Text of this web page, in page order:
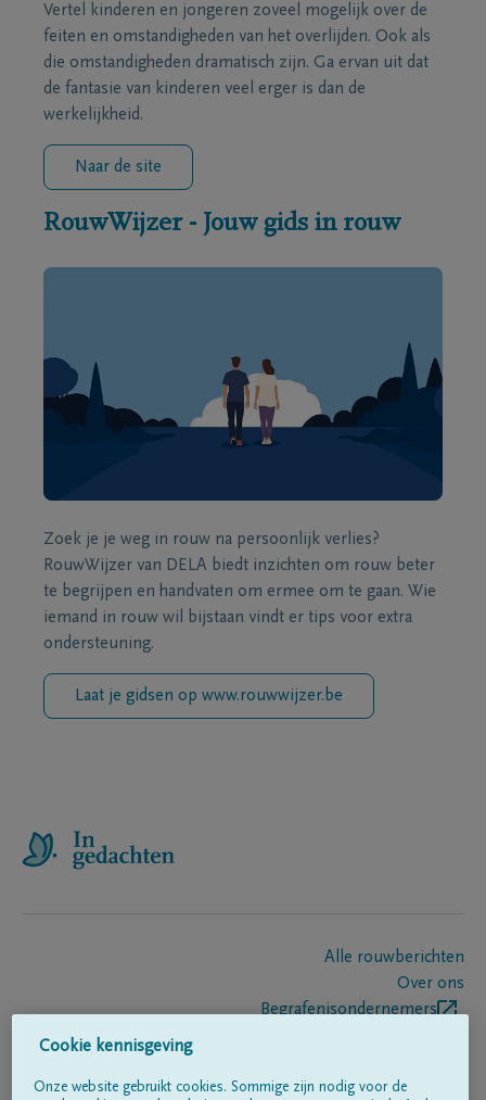
Vertel kinderen en jongeren zoveel mogelijk over de
feiten en omstandigheden van het overlijden. Ook als
die omstandigheden dramatisch zijn. Ga ervan uit dat
de fantasie van kinderen veel erger is dan de
werkelijkheid.
Naar de site
RouwWijzer - Jouw gids in rouw
Zoek je je weg in rouw na persoonlijk verlies?
RouwWijzer van DELA biedt inzichten om rouw beter
te begrijpen en handvaten om ermee om te gaan. Wie
iemand in rouw wil bijstaan vindt er tips voor extra
ondersteuning.
Laat je gidsen op www.rouwwijzer.be
Alle rouwberichten
Over ons
Begrafenisondernemers
Cookie kennisgeving
Onze website gebruikt cookies. Sommige zijn nodig voor de